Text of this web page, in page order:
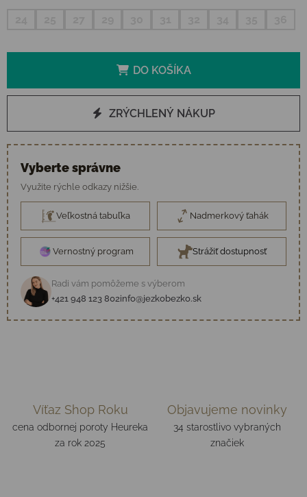
DO KOŠÍKA
ZRÝCHLENÝ NÁKUP
Vyberte správne
Využite rýchle odkazy nižšie.
Veľkostná tabuľka Nadmerkový ťahák
Vernostný program Strážiť dostupnosť
Radi vám pomôžeme s výberom
+421 948 123 802info@jezkobezko.sk
Víťaz Shop Roku
cena odbornej poroty Heureka
za rok 2025
Objavujeme novinky
34 starostlivo vybraných
značiek